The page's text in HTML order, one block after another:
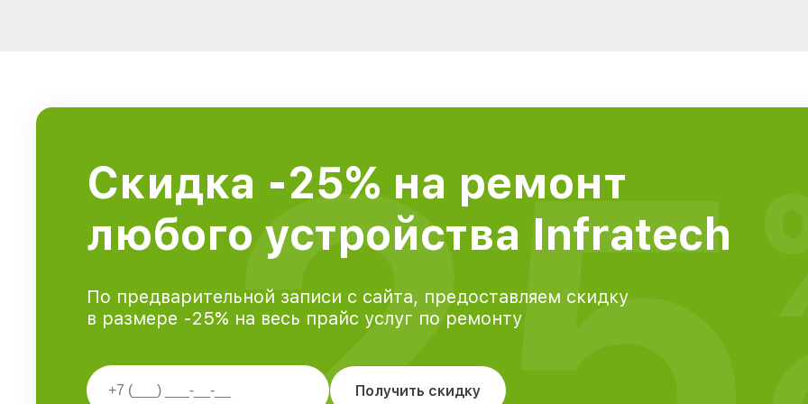
Скидка -25% на ремонт
любого устройства Infratech
По предварительной записи с сайта, предоставляем скидку
в размере -25% на весь прайс услуг по ремонту
Получить скидку